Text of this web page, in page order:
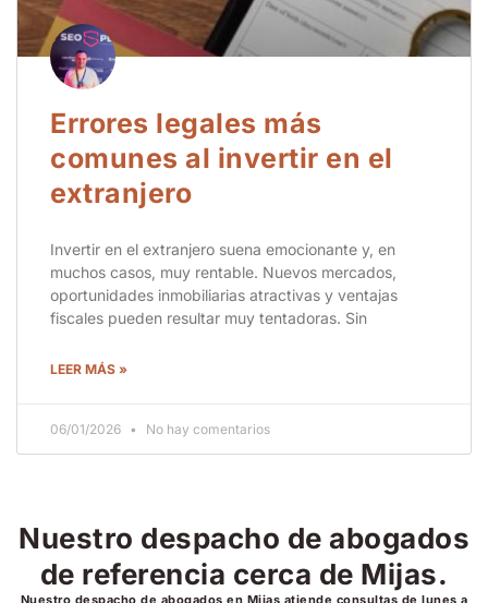
Errores legales más
comunes al invertir en el
extranjero
Invertir en el extranjero suena emocionante y, en
muchos casos, muy rentable. Nuevos mercados,
oportunidades inmobiliarias atractivas y ventajas
fiscales pueden resultar muy tentadoras. Sin
LEER MÁS »
06/01/2026 No hay comentarios
Nuestro despacho de abogados
de referencia cerca de Mijas.
Nuestro despacho de abogados en Mijas atiende consultas de lunes a